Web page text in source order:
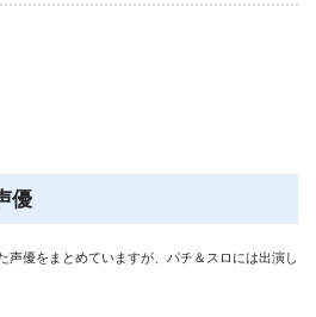
優
声優をまとめていますが、パチ＆スロには出演し